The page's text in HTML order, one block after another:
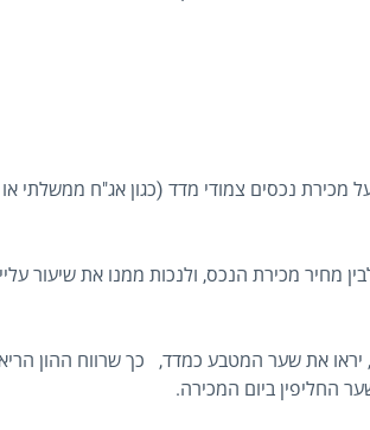
מכירת נכסים צמודי מדד (כגון אג"ח ממשלתי או
מחיר מכירת הנכס, ולנכות ממנו את שיעור
יראו את שער המטבע כמדד, כך שרווח ההון
החליפין ביום המכירה.